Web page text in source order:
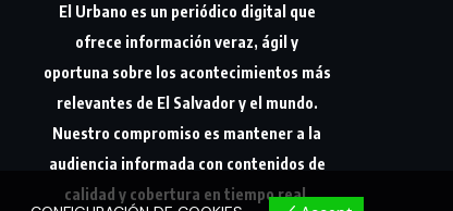
El Urbano es un periódico digital que
ofrece información veraz, ágil y
oportuna sobre los acontecimientos más
relevantes de El Salvador y el mundo.
Nuestro compromiso es mantener a la
audiencia informada con contenidos de
calidad y cobertura en tiempo real.